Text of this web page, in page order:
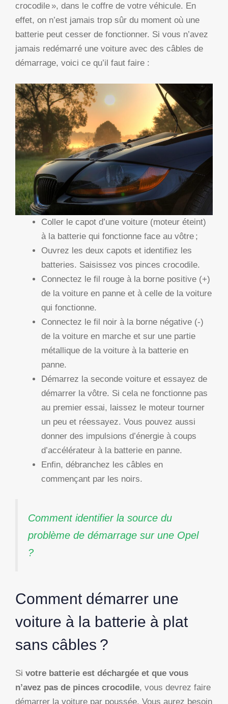
crocodile », dans le coffre de votre véhicule. En
effet, on n’est jamais trop sûr du moment où une
batterie peut cesser de fonctionner. Si vous n’avez
jamais redémarré une voiture avec des câbles de
démarrage, voici ce qu’il faut faire :
Coller le capot d’une voiture (moteur éteint)
à la batterie qui fonctionne face au vôtre ;
Ouvrez les deux capots et identifiez les
batteries. Saisissez vos pinces crocodile.
Connectez le fil rouge à la borne positive (+)
de la voiture en panne et à celle de la voiture
qui fonctionne.
Connectez le fil noir à la borne négative (-)
de la voiture en marche et sur une partie
métallique de la voiture à la batterie en
panne.
Démarrez la seconde voiture et essayez de
démarrer la vôtre. Si cela ne fonctionne pas
au premier essai, laissez le moteur tourner
un peu et réessayez. Vous pouvez aussi
donner des impulsions d’énergie à coups
d’accélérateur à la batterie en panne.
Enfin, débranchez les câbles en
commençant par les noirs.
Comment identifier la source du
problème de démarrage sur une Opel
?
Comment démarrer une
voiture à la batterie à plat
sans câbles ?
Si votre batterie est déchargée et que vous
n’avez pas de pinces crocodile, vous devrez faire
démarrer la voiture par poussée. Vous aurez besoin